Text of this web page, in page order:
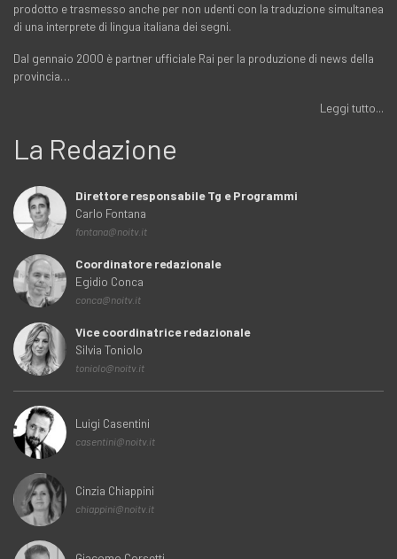
prodotto e trasmesso anche per non udenti con la traduzione simultanea
di una interprete di lingua italiana dei segni.
Dal gennaio 2000 è partner ufficiale Rai per la produzione di news della
provincia…
Leggi tutto...
La Redazione
Direttore responsabile Tg e Programmi
Carlo Fontana
fontana@noitv.it
Coordinatore redazionale
Egidio Conca
conca@noitv.it
Vice coordinatrice redazionale
Silvia Toniolo
toniolo@noitv.it
Luigi Casentini
casentini@noitv.it
Cinzia Chiappini
chiappini@noitv.it